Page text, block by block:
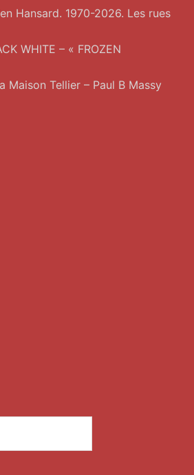
Hansard. 1970-2026. Les rues
WHITE – « FROZEN
Maison Tellier – Paul B Massy